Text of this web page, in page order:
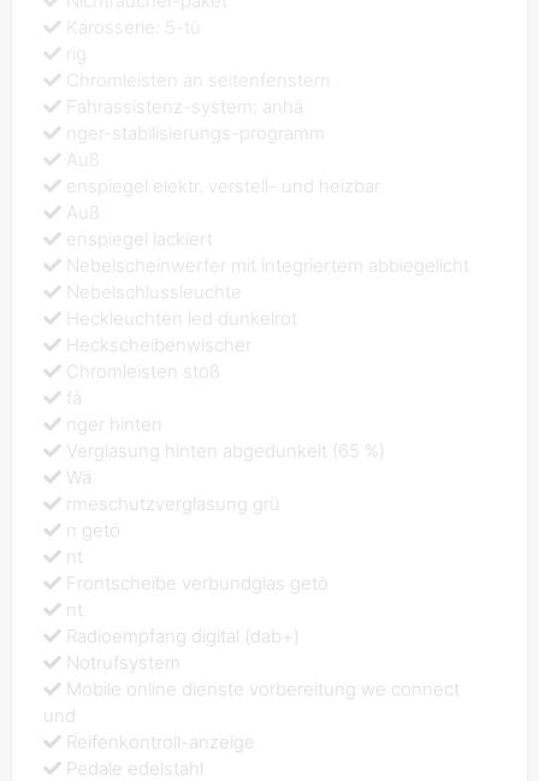
Karosserie: 5-tü
rig
Chromleisten an seitenfenstern
Fahrassistenz-system: anhä
nger-stabilisierungs-programm
Auß
enspiegel elektr. verstell- und heizbar
Auß
enspiegel lackiert
Nebelscheinwerfer mit integriertem abbiegelicht
Nebelschlussleuchte
Heckleuchten led dunkelrot
Heckscheibenwischer
Chromleisten stoß
fä
nger hinten
Verglasung hinten abgedunkelt (65 %)
Wä
rmeschutzverglasung grü
n getö
nt
Frontscheibe verbundglas getö
nt
Radioempfang digital (dab+)
Notrufsystem
Mobile online dienste vorbereitung we connect
und
Reifenkontroll-anzeige
Pedale edelstahl